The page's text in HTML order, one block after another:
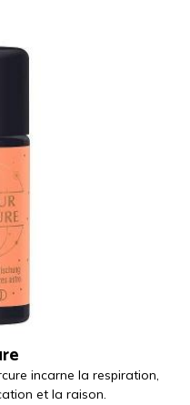
incarne la respiration,
et la raison.